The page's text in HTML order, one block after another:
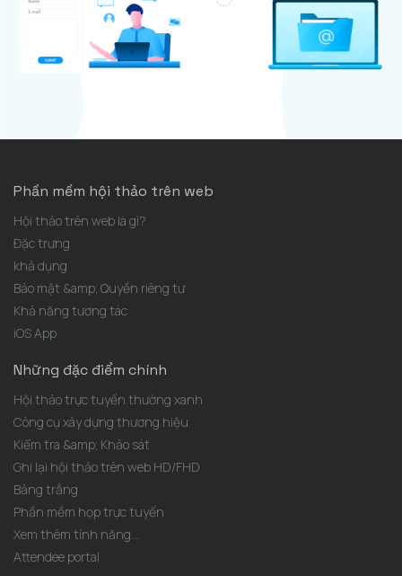
Phần mềm hội thảo trên web
Hội thảo trên web là gì?
Đặc trưng
khả dụng
Bảo mật &amp; Quyền riêng tư
Khả năng tương tác
iOS App
Những đặc điểm chính
Hội thảo trực tuyến thường xanh
Công cụ xây dựng thương hiệu
Kiểm tra &amp; Khảo sát
Ghi lại hội thảo trên web HD/FHD
Bảng trắng
Phần mềm họp trực tuyến
Xem thêm tính năng...
Attendee portal